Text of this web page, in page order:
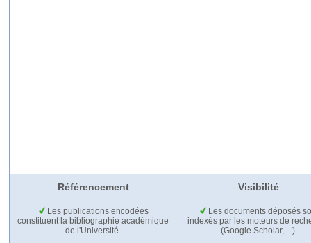
Référencement Visibilité
Les publications encodées
constituent la bibliographie académique
de l'Université.
Les documents déposés
indexés par les moteurs de
(Google Scholar,…).